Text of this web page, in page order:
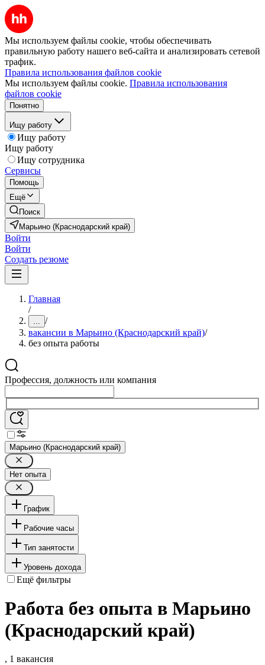
Мы используем файлы cookie, чтобы обеспечивать
правильную работу нашего веб-сайта и анализировать сетевой
трафик.
Правила использования файлов cookie
Мы используем файлы cookie. Правила использования
файлов cookie
Понятно
Ищу работу
Ищу работу
Ищу работу
Ищу сотрудника
Сервисы
Помощь
Ещё
Поиск
Марьино (Краснодарский край)
Войти
Войти
Создать резюме
Главная
/
... /
вакансии в Марьино (Краснодарский край)/
без опыта работы
Профессия, должность или компания
Марьино (Краснодарский край)
Нет опыта
График
Рабочие часы
Тип занятости
Уровень дохода
Ещё фильтры
Работа без опыта в Марьино
(Краснодарский край)
, 1 вакансия